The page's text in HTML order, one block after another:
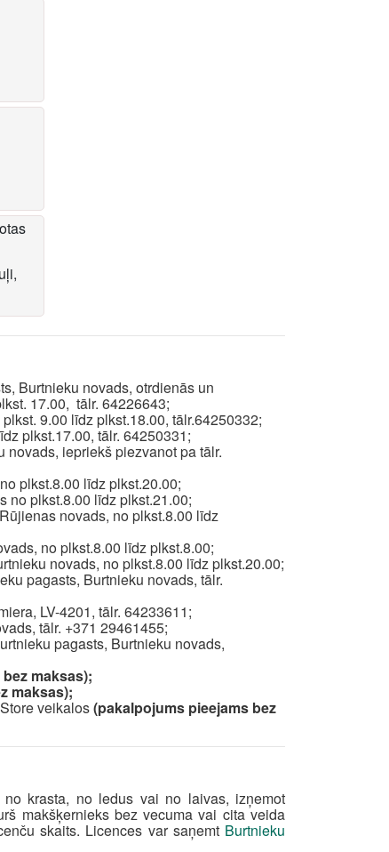
Burtnieku novads, otrdienās un
17.00, tālr. 64226643;
9.00 līdz plkst.18.00, tālr.64250332;
plkst.17.00, tālr. 64250331;
novads, iepriekš piezvanot pa tālr.
plkst.8.00 līdz plkst.20.00;
no plkst.8.00 līdz plkst.21.00;
Rūjienas novads, no plkst.8.00 līdz
no plkst.8.00 līdz plkst.8.00;
novads, no plkst.8.00 līdz plkst.20.00;
pagasts, Burtnieku novads, tālr.
LV-4201, tālr. 64233611;
tālr. +371 29461455;
pagasts, Burtnieku novads,
maksas);
maksas);
veikalos(pakalpojums pieejams bez
krasta, no ledus vai no laivas, izņemot
makšķernieks bez vecuma vai cita veida
skaits. Licences var saņemt Burtnieku